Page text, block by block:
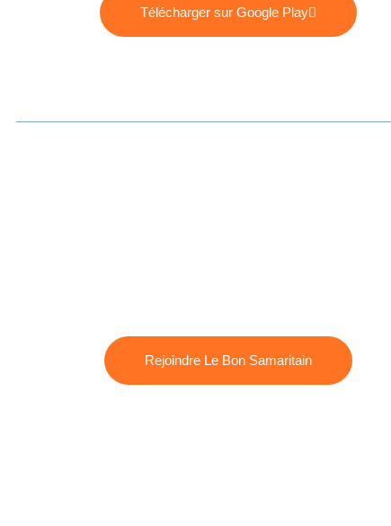
Télécharger sur Google Play
Rejoindre Le Bon Samaritain